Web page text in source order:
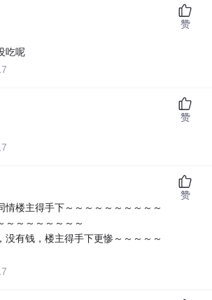
吃呢
赞
赞
情楼主得手下～～～～～～～～～～
～～～～～～～～
没有钱，楼主得手下更惨～～～～～
赞